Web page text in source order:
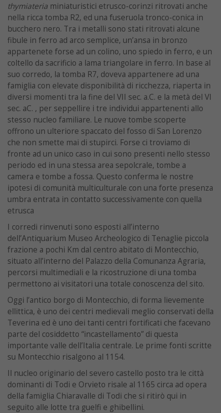
thymiateria miniaturistici etrusco-corinzi ritrovati anche
nella ricca tomba R2, ed una fuseruola tronco-conica in
bucchero nero. Tra i metalli sono stati ritrovati alcune
fibule in ferro ad arco semplice, un’ansa in bronzo
appartenete forse ad un colino, uno spiedo in ferro, e un
coltello da sacrificio a lama triangolare in ferro. In base al
suo corredo, la tomba R7, doveva appartenere ad una
famiglia con elevate disponibilità di ricchezza, riaperta in
diversi momenti tra la fine del VII sec. a.C. e la metà del VI
sec. aC. , per seppellire i tre individui appartenenti allo
stesso nucleo familiare. Le nuove tombe scoperte
offrono un ulteriore spaccato del fosso di San Lorenzo
che non smette mai di stupirci. Forse ci troviamo di
fronte ad un unico caso in cui sono presenti nello stesso
periodo ed in una stessa area sepolcrale, tombe a
camera e tombe a fossa. Questo conferma le nostre
ipotesi di comunità multiculturale con una forte presenza
umbra entrata in contatto successivamente con quella
etrusca
I corredi rinvenuti sono esposti all’interno
dell’Antiquarium Museo Archeologico di Tenaglie piccola
frazione a pochi Km dal centro abitato di Montecchio,
situato all’interno del Palazzo della Comunanza Agraria,
percorsi multimediali e la ricostruzione di una tomba
permettono ai visitatori una totale conoscenza del sito.
Oggi l’antico borgo di Montecchio, di forma lievemente
ellittica, è uno dei centri medievali meglio conservati della
Teverina ed è uno dei tanti centri fortificati che facevano
parte del cosiddetto “incastellamento” di questa
importante valle dell’Italia centrale. Le prime fonti scritte
su Montecchio risalgono al 1154.
Il nucleo originario del severo castello posto tra le città
dominanti di Todi e Orvieto risale al 1165 circa ad opera
della famiglia Chiaravalle di Todi che si ritirò qui in
seguito alle lotte tra guelfi e ghibellini.